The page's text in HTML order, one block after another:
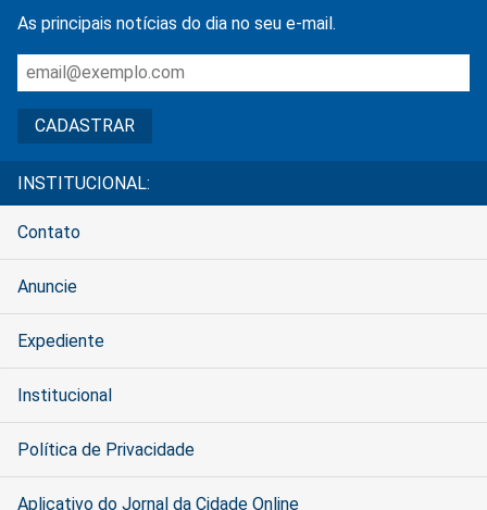
As principais notícias do dia no seu e-mail.
INSTITUCIONAL:
Contato
Anuncie
Expediente
Institucional
Política de Privacidade
Aplicativo do Jornal da Cidade Online